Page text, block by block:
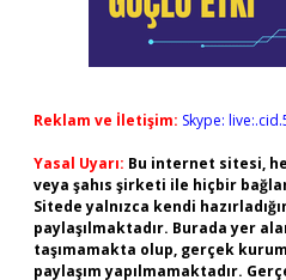
Reklam ve İletişim: Skype:
Yasal Uyarı: Bu internet sitesi,
veya şahıs şirketi ile hiçbir
Sitede yalnızca kendi
paylaşılmaktadır. Burada yer
taşımamakta olup, gerçek
paylaşım yapılmamaktadır.